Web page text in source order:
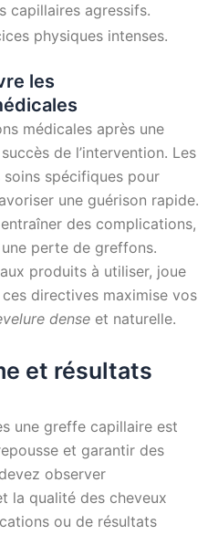
capillaires agressifs.
physiques intenses.
les
médicales après une
de l’intervention. Les
spécifiques pour
une guérison rapide.
des complications,
perte de greffons.
produits à utiliser, joue
directives maximise vos
denseet naturelle.
et résultats
une greffe capillaire est
et garantir des
observer
la qualité des cheveux
ou de résultats